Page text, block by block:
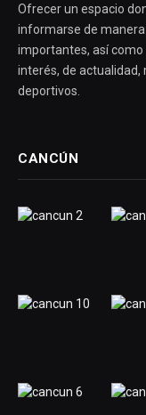
Ofrecer un espacio
informarse de
importantes, así
interés, de actualidad,
deportivos.
CANCÚN